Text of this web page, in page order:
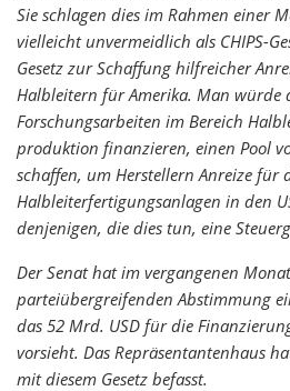
Sie schlagen dies im Rahmen einer
vielleicht unvermeidlich als CHIPS-
Gesetz zur Schaffung hilfreicher
Halbleitern für Amerika. Man würde
Forschungsarbeiten im Bereich
produktion finanzieren, einen Pool
schaffen, um Herstellern Anreize für
Halbleiterfertigungsanlagen in den
denjenigen, die dies tun, eine
Der Senat hat im vergangenen
parteiübergreifenden Abstimmung
das 52 Mrd. USD für die
vorsieht. Das Repräsentantenhaus
mit diesem Gesetz befasst.